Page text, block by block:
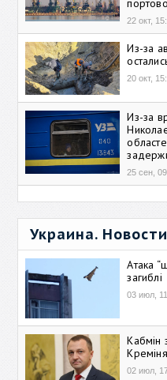
22 окт,
Из-за
20 окт,
Из-за
25 сен,
Украина. Новости
Атака
загиблі
03 июл,
Кабмін
Креміня
02 июл,